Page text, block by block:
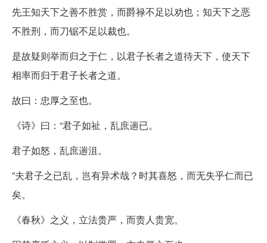
先王知天下之善不胜赏，而爵禄不足以劝也；知天下之恶
不胜刑，而刀锯不足以裁也。
是故疑则举而归之于仁，以君子长者之道待天下，使天下
相率而归于君子长者之道。
故曰：忠厚之至也。
《诗》曰：“君子如祉，乱庶遄已。
君子如怒，乱庶遄沮。
”夫君子之已乱，岂有异术哉？时其喜怒，而无失乎仁而已
矣。
《春秋》之义，立法贵严，而责人贵宽。